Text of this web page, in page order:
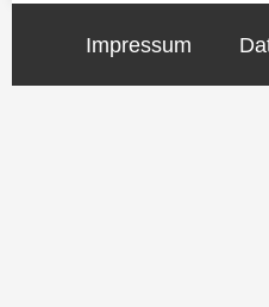
Impressum